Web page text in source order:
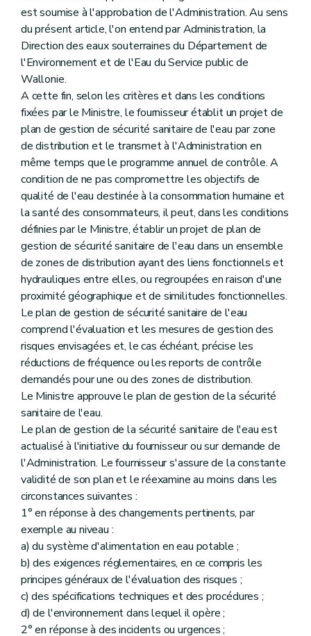
est soumise à l'approbation de l'Administration. Au sens
du présent article, l'on entend par Administration, la
Direction des eaux souterraines du Département de
l'Environnement et de l'Eau du Service public de
Wallonie.
A cette fin, selon les critères et dans les conditions
fixées par le Ministre, le fournisseur établit un projet de
plan de gestion de sécurité sanitaire de l'eau par zone
de distribution et le transmet à l'Administration en
même temps que le programme annuel de contrôle. A
condition de ne pas compromettre les objectifs de
qualité de l'eau destinée à la consommation humaine et
la santé des consommateurs, il peut, dans les conditions
définies par le Ministre, établir un projet de plan de
gestion de sécurité sanitaire de l'eau dans un ensemble
de zones de distribution ayant des liens fonctionnels et
hydrauliques entre elles, ou regroupées en raison d'une
proximité géographique et de similitudes fonctionnelles.
Le plan de gestion de sécurité sanitaire de l'eau
comprend l'évaluation et les mesures de gestion des
risques envisagées et, le cas échéant, précise les
réductions de fréquence ou les reports de contrôle
demandés pour une ou des zones de distribution.
Le Ministre approuve le plan de gestion de la sécurité
sanitaire de l'eau.
Le plan de gestion de la sécurité sanitaire de l'eau est
actualisé à l'initiative du fournisseur ou sur demande de
l'Administration. Le fournisseur s'assure de la constante
validité de son plan et le réexamine au moins dans les
circonstances suivantes :
1° en réponse à des changements pertinents, par
exemple au niveau :
a) du système d'alimentation en eau potable ;
b) des exigences réglementaires, en ce compris les
principes généraux de l'évaluation des risques ;
c) des spécifications techniques et des procédures ;
d) de l'environnement dans lequel il opère ;
2° en réponse à des incidents ou urgences ;